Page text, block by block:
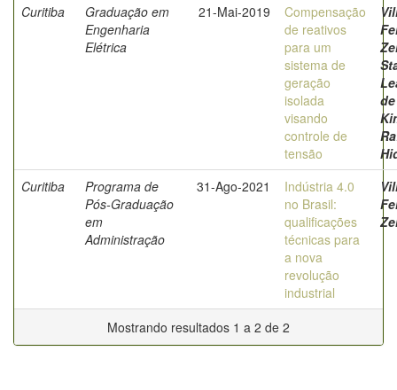
Curitiba
Graduação em
Engenharia
Elétrica
21-Mai-2019
Compensação
de reativos
para um
sistema de
geração
isolada
visando
controle de
tensão
Curitiba
Programa de
Pós-Graduação
em
Administração
31-Ago-2021
Indústria 4.0
no Brasil:
qualificações
técnicas para
a nova
revolução
industrial
Mostrando resultados 1 a 2 de 2